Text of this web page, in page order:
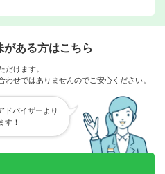
がある方はこちら
だけます。
せではありませんのでご安心ください。
ドバイザーより
す！